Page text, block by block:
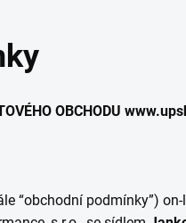
OBCHODU
“obchodní podmínky”)